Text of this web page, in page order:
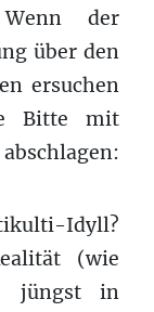
der
über den
ersuchen
Bitte mit
Idyll?
(wie
jüngst in